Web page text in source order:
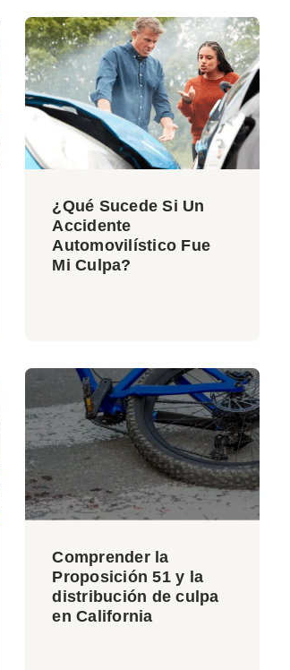
¿Qué Sucede Si Un
Accidente
Automovilístico Fue
Mi Culpa?
Comprender la
Proposición 51 y la
distribución de culpa
en California